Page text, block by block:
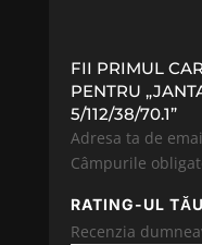
FII PRIMUL
PENTRU
5/112/38/70.1”
Adresa ta de
Câmpurile
RATING-UL TĂU
Recenzia